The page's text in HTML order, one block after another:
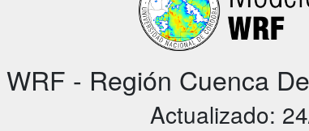
WRF - Región Cuenca
Actualizado: